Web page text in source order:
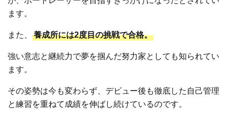
ます。
また、養成所には2度目の挑戦で合格。
強い意志と継続力で夢を掴んだ努力家としても知られてい
ます。
その姿勢は今も変わらず、デビュー後も徹底した自己管理
と練習を重ねて成績を伸ばし続けているのです。